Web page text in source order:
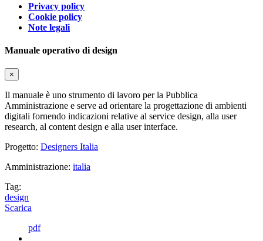
Privacy policy
Cookie policy
Note legali
Manuale operativo di design
×
Il manuale è uno strumento di lavoro per la Pubblica
Amministrazione e serve ad orientare la progettazione di ambienti
digitali fornendo indicazioni relative al service design, alla user
research, al content design e alla user interface.
Progetto: Designers Italia
Amministrazione: italia
Tag:
design
Scarica
pdf